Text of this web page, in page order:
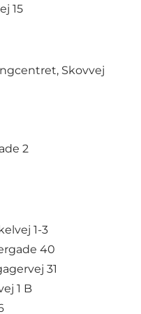
15
Skovvej
2
1-3
40
31
1 B